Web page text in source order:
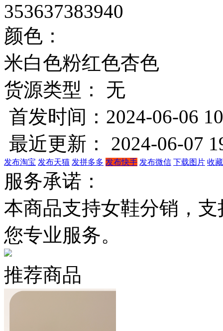
353637383940
颜色：
米白色粉红色杏色
货源类型： 无
首发时间：2024-06-06
最近更新： 2024-06-07
发布淘宝 发布天猫 发拼多多 发布快手 发布微信 下载图片 收
服务承诺：
本商品支持女鞋分销，
您专业服务。
推荐商品